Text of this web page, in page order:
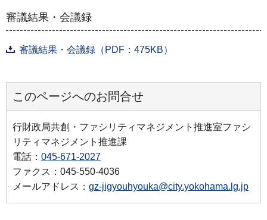
審議結果・会議録
審議結果・会議録（PDF：475KB）
このページへのお問合せ
行財政局共創・ファシリティマネジメント推進室ファシ
リティマネジメント推進課
電話： 045-671-2027
ファクス：045-550-4036
メールアドレス： gz-jigyouhyouka@city.yokohama.lg.jp